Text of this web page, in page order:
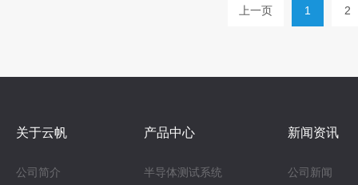
上一页 1 2
关于云帆
公司简介
产品中心
半导体测试系统
新闻资讯
公司新闻